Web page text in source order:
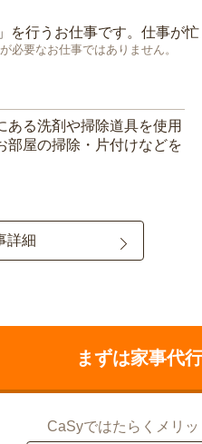
」を行うお仕事です。仕事が
必要なお仕事ではありません。
ある洗剤や掃除道具を使用
部屋の掃除・片付けなどを
詳細
まずは家事代
CaSyではたらくメリ